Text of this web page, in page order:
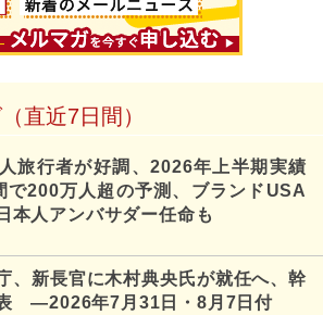
直近7日間）
旅行者が好調、2026年上半期実績
で200万人超の予測、ブランドUSA
本人アンバサダー任命も
、新長官に木村典央氏が就任へ、幹
―2026年7月31日・8月7日付